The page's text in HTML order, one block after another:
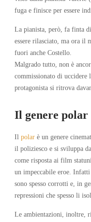
fuga e finisce per essere
La pianista, però, fa finta
essere rilasciato, ma ora il
fuori anche Costello.
Malgrado tutto, non è
commissionato di uccidere
protagonista si ritrova
Il genere polar
Il polar è un genere
il poliziesco e si sviluppa
come risposta ai film
un impeccabile eroe.
sono spesso corrotti e, in
repressioni che spesso li
Le ambientazioni, inoltre,